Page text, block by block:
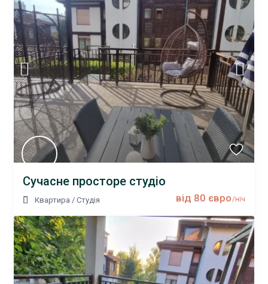
від 80 євро/ніч
Сучасне просторе студіо
Квартира /Студія